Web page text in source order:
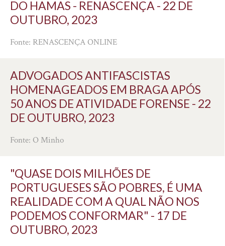
DO HAMAS - RENASCENÇA - 22 DE
OUTUBRO, 2023
Fonte: RENASCENÇA ONLINE
ADVOGADOS ANTIFASCISTAS
HOMENAGEADOS EM BRAGA APÓS
50 ANOS DE ATIVIDADE FORENSE - 22
DE OUTUBRO, 2023
Fonte: O Minho
"QUASE DOIS MILHÕES DE
PORTUGUESES SÃO POBRES, É UMA
REALIDADE COM A QUAL NÃO NOS
PODEMOS CONFORMAR" - 17 DE
OUTUBRO, 2023